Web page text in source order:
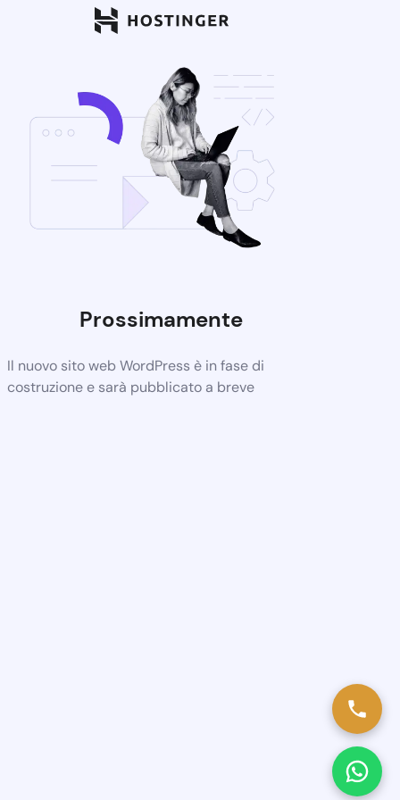
Prossimamente
Il nuovo sito web WordPress è in fase di
costruzione e sarà pubblicato a breve